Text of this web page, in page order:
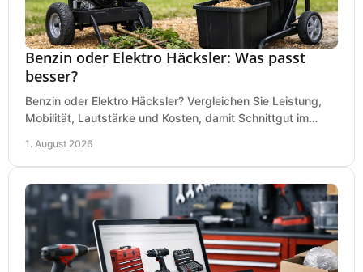
Benzin oder Elektro Häcksler: Was passt
besser?
Benzin oder Elektro Häcksler? Vergleichen Sie Leistung,
Mobilität, Lautstärke und Kosten, damit Schnittgut im
1. August 2026